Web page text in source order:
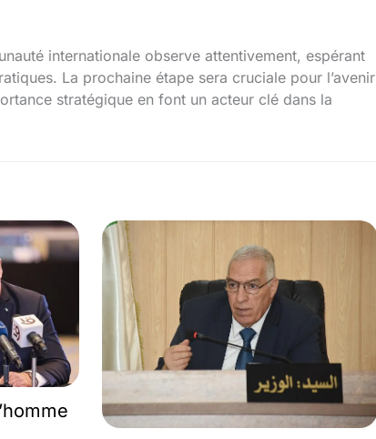
internationale observe attentivement, espérant
La prochaine étape sera cruciale pour l’avenir
stratégique en font un acteur clé dans la